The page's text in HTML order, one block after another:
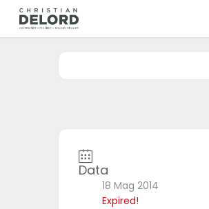
Skip
main
Data
18 Mag 2014
Expired!